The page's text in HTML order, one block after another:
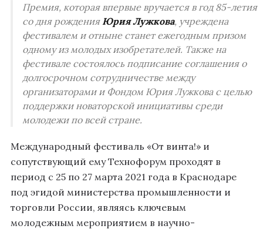
Премия, которая впервые вручается в год 85-летия
со дня рождения Юрия Лужкова, учреждена
фестивалем и отныне станет ежегодным призом
одному из молодых изобретателей. Также на
фестивале состоялось подписание соглашения о
долгосрочном сотрудничестве между
организаторами и Фондом Юрия Лужкова с целью
поддержки новаторской инициативы среди
молодежи по всей стране.
Международный фестиваль «От винта!» и
сопутствующий ему Технофорум проходят в
период с 25 по 27 марта 2021 года в Краснодаре
под эгидой министерства промышленности и
торговли России, являясь ключевым
молодежным мероприятием в научно-